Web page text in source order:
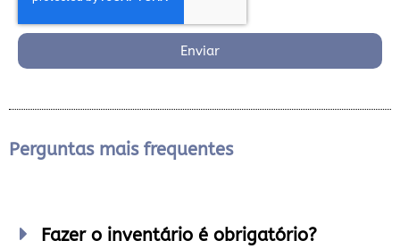
Enviar
Perguntas mais frequentes
Fazer o inventário é obrigatório?